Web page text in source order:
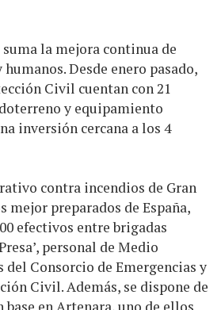
la mejora continua de
Desde enero pasado,
Civil cuentan con 21
y equipamiento
inversión cercana a los 4
contra incendios de Gran
mejor preparados de España,
efectivos entre brigadas
personal de Medio
del Consorcio de Emergencias y
Civil. Además, se dispone de